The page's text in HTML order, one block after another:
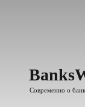
Современно о